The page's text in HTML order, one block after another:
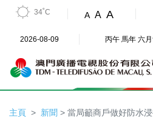
34˚C A A A
2026-08-09 丙午 馬年 六
主頁 新聞 > 當局籲商戶做好防水